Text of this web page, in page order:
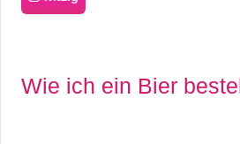
Wie ich ein Bier